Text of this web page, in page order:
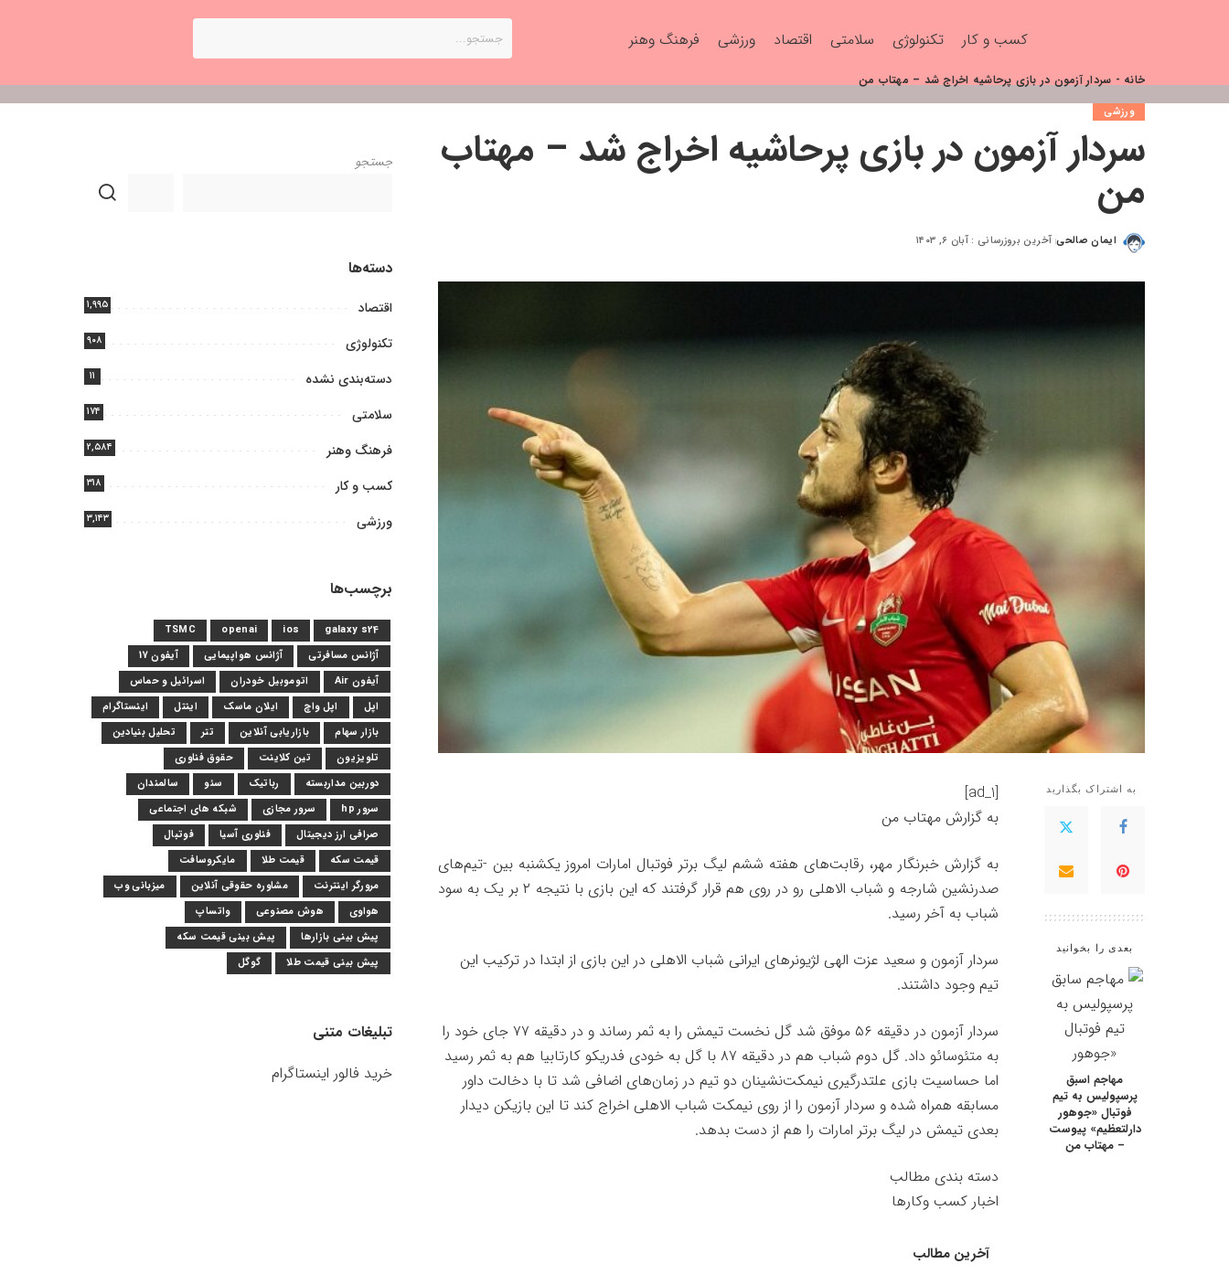
کسب و کار تکنولوژی سلامتی اقتصاد ورزشی فرهنگ وهنر
خانه - سردار آزمون در بازی پرحاشیه اخراج شد – مهتاب من
ورزشی
سردار آزمون در بازی پرحاشیه اخراج شد – مهتاب
من
ایمان صالحی آخرین بروزرسانی : آبان ۶, ۱۴۰۳
به اشتراک بگذارید
بعدی را بخوانید
مهاجم اسبق
پرسپولیس به تیم
فوتبال «جوهور
دارلتعظیم» پیوست
– مهتاب من
[ad_1]
به گزارش مهتاب من
به گزارش خبرنگار مهر، رقابت‌های هفته ششم لیگ برتر فوتبال امارات امروز یکشنبه بین -تیم‌های
صدرنشین شارجه و شباب الاهلی رو در روی هم قرار گرفتند که این بازی با نتیجه ۲ بر یک به سود
شباب به آخر رسید.
سردار آزمون و سعید عزت الهی لژیونرهای ایرانی شباب الاهلی در این بازی از ابتدا در ترکیب این
تیم وجود داشتند.
سردار آزمون در دقیقه ۵۶ موفق شد گل نخست تیمش را به ثمر رساند و در دقیقه ۷۷ جای خود را
به متئوسائو داد. گل دوم شباب هم در دقیقه ۸۷ با گل به خودی فدریکو کارتابیا هم به ثمر رسید
اما حساسیت بازی علتدرگیری نیمکت‌نشینان دو تیم در زمان‌های اضافی شد تا با دخالت داور
مسابقه همراه شده و سردار آزمون را از روی نیمکت شباب الاهلی اخراج کند تا این بازیکن دیدار
بعدی تیمش در لیگ برتر امارات را هم از دست بدهد.
دسته بندی مطالب
اخبار کسب وکارها
آخرین مطالب
جستجو
دسته‌ها
اقتصاد ۱,۹۹۵
تکنولوژی ۹۰۸
دسته‌بندی نشده ۱۱
سلامتی ۱۷۴
فرهنگ وهنر ۲,۵۸۴
کسب و کار ۳۱۸
ورزشی ۳,۱۴۳
برچسب‌ها
galaxy s24
ios
openai
TSMC
آژانس مسافرتی
آژانس هواپیمایی
آیفون 17
آیفون Air
اتوموبیل خودران
اسرائیل و حماس
اپل
اپل واچ ایلان ماسک اینتل
اینستاگرام
بازار سهام
بازاریابی آنلاین تتر
تحلیل بنیادین
تلویزیون
تین کلاینت
حقوق فناوری
دوربین مداربسته
رباتیک سئو
سالمندان
سرور hp
سرور مجازی
شبکه های اجتماعی
صرافی ارز دیجیتال
فناوری آسیا
فوتبال
قیمت سکه
قیمت طلا
مایکروسافت
مرورگر اینترنت
مشاوره حقوقی آنلاین
میزبانی وب
هواوی
هوش مصنوعی
واتساپ
پیش بینی بازارها
پیش بینی قیمت سکه
پیش بینی قیمت طلا
گوگل
تبلیغات متنی
خرید فالور اینستاگرام